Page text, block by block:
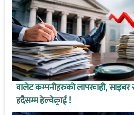
वालेट कम्पनीहरुको लापरवाही, साइबर
हदैसम्म हेल्चेक्र्राई !